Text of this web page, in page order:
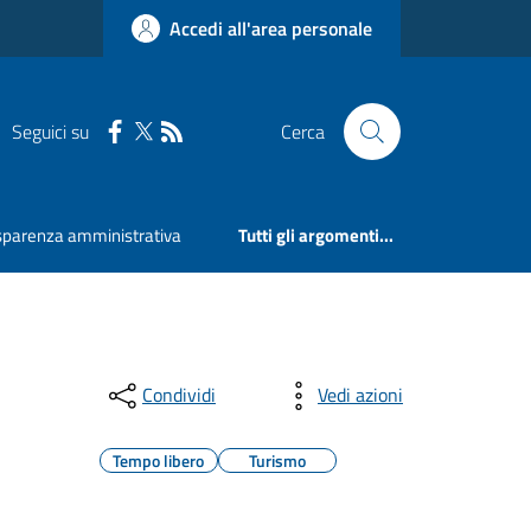
Accedi all'area personale
Seguici su Cerca
amministrativa Tutti gli argomenti...
Condividi Vedi azioni
Tempo libero Turismo